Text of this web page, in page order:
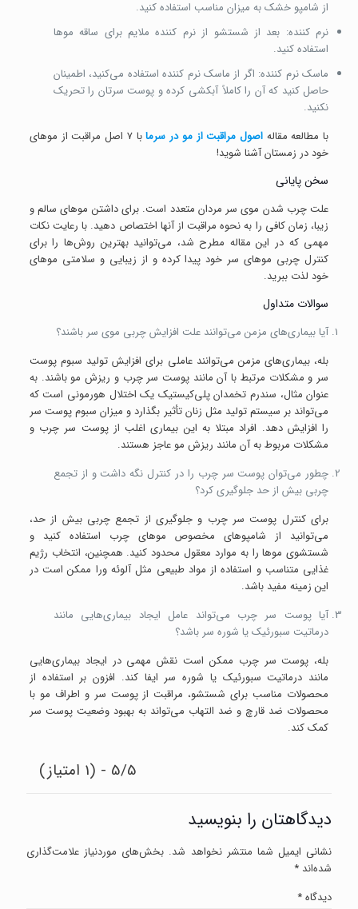
از شامپو خشک به میزان مناسب استفاده کنید.
نرم کننده: بعد از شستشو از نرم کننده ملایم برای ساقه موها
استفاده کنید.
ماسک نرم کننده: اگر از ماسک نرم کننده استفاده می‌کنید، اطمینان
حاصل کنید که آن را کاملاً آبکشی کرده و پوست سرتان را تحریک
نکنید.
با مطالعه مقاله اصول مراقبت از مو در سرما
با ۷ اصل مراقبت از موهای
خود در زمستان آشنا شوید!
سخن پایانی
علت چرب شدن موی سر مردان متعدد است. برای داشتن موهای سالم و
زیبا، زمان کافی را به نحوه مراقبت از آنها اختصاص دهید. با رعایت نکات
مهمی که در این مقاله مطرح شد، می‌توانید بهترین روش‌ها را برای
کنترل چربی موهای سر خود پیدا کرده و از زیبایی و سلامتی موهای
خود لذت ببرید.
سوالات متداول
آیا بیماری‌های مزمن می‌توانند علت افزایش چربی موی سر باشند؟
بله، بیماری‌های مزمن می‌توانند عاملی برای افزایش تولید سبوم پوست
سر و مشکلات مرتبط با آن مانند پوست سر چرب و ریزش مو باشند. به
عنوان مثال، سندرم تخمدان پلی‌کیستیک یک اختلال هورمونی است که
می‌تواند بر سیستم تولید مثل زنان تأثیر بگذارد و میزان سبوم پوست سر
را افزایش دهد. افراد مبتلا به این بیماری اغلب از پوست سر چرب و
مشکلات مربوط به آن مانند ریزش مو عاجز هستند.
چطور می‌توان پوست سر چرب را در کنترل نگه داشت و از تجمع
چربی بیش از حد جلوگیری کرد؟
برای کنترل پوست سر چرب و جلوگیری از تجمع چربی بیش از حد،
می‌توانید از شامپوهای مخصوص موهای چرب استفاده کنید و
شستشوی موها را به موارد معقول محدود کنید. همچنین، انتخاب رژیم
غذایی متناسب و استفاده از مواد طبیعی مثل آلوئه ورا ممکن است در
این زمینه مفید باشد.
آیا پوست سر چرب می‌تواند عامل ایجاد بیماری‌هایی مانند
درماتیت سبورئیک یا شوره سر باشد؟
بله، پوست سر چرب ممکن است نقش مهمی در ایجاد بیماری‌هایی
مانند درماتیت سبورئیک یا شوره سر ایفا کند. افزون بر استفاده از
محصولات مناسب برای شستشو، مراقبت از پوست سر و اطراف مو با
محصولات ضد قارچ و ضد التهاب می‌تواند به بهبود وضعیت پوست سر
کمک کند.
5/5 - (1 امتیاز)
دیدگاهتان را بنویسید
نشانی ایمیل شما منتشر نخواهد شد. بخش‌های موردنیاز علامت‌گذاری
شده‌اند *
دیدگاه*